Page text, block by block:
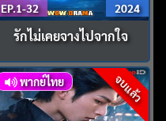
EP.1-32 2024
รักไม่เคยจางไปจากใจ
จบแล้ว
พากย์ไทย